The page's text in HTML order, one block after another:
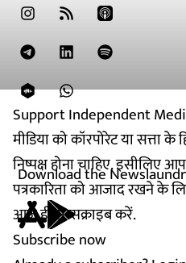
Support Independent
मीडिया को कॉरपोरेट या सत्ता
निष्पक्ष होना चाहिए. इसीलिए
पत्रकारिता को आजाद रखने के
आज ही सब्सक्राइब करें.
Subscribe now
Download the